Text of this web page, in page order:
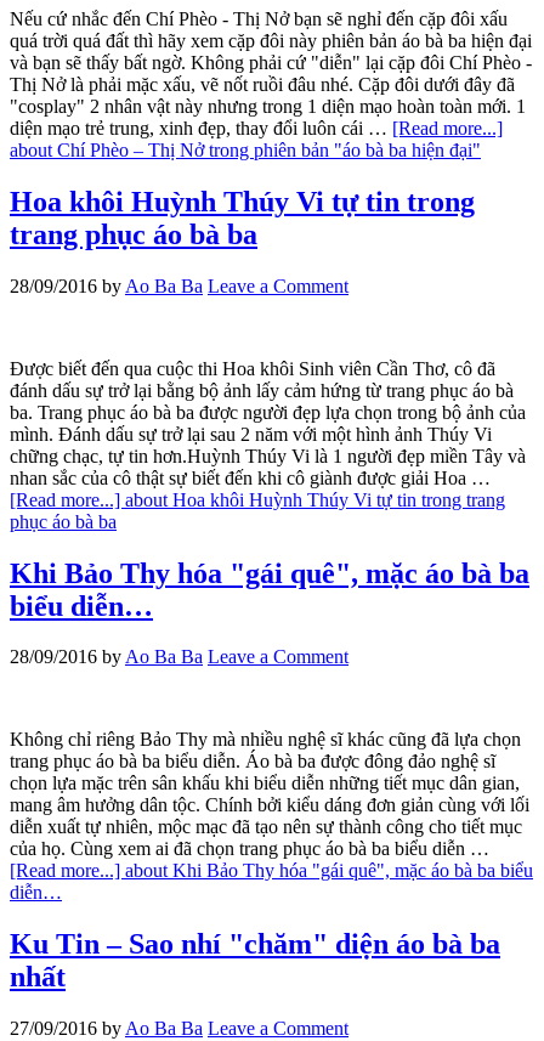
Nếu cứ nhắc đến Chí Phèo - Thị Nở bạn sẽ nghỉ đến cặp đôi xấu
quá trời quá đất thì hãy xem cặp đôi này phiên bản áo bà ba hiện đại
và bạn sẽ thấy bất ngờ. Không phải cứ "diễn" lại cặp đôi Chí Phèo -
Thị Nở là phải mặc xấu, vẽ nốt ruồi đâu nhé. Cặp đôi dưới đây đã
"cosplay" 2 nhân vật này nhưng trong 1 diện mạo hoàn toàn mới. 1
diện mạo trẻ trung, xinh đẹp, thay đổi luôn cái … [Read more...]
about Chí Phèo – Thị Nở trong phiên bản "áo bà ba hiện đại"
Hoa khôi Huỳnh Thúy Vi tự tin trong
trang phục áo bà ba
28/09/2016 by Ao Ba Ba Leave a Comment
Được biết đến qua cuộc thi Hoa khôi Sinh viên Cần Thơ, cô đã
đánh dấu sự trở lại bằng bộ ảnh lấy cảm hứng từ trang phục áo bà
ba. Trang phục áo bà ba được người đẹp lựa chọn trong bộ ảnh của
mình. Đánh dấu sự trở lại sau 2 năm với một hình ảnh Thúy Vi
chững chạc, tự tin hơn.Huỳnh Thúy Vi là 1 người đẹp miền Tây và
nhan sắc của cô thật sự biết đến khi cô giành được giải Hoa …
[Read more...] about Hoa khôi Huỳnh Thúy Vi tự tin trong trang
phục áo bà ba
Khi Bảo Thy hóa "gái quê", mặc áo bà ba
biểu diễn…
28/09/2016 byAo Ba Ba Leave a Comment
Không chỉ riêng Bảo Thy mà nhiều nghệ sĩ khác cũng đã lựa chọn
trang phục áo bà ba biểu diễn. Áo bà ba được đông đảo nghệ sĩ
chọn lựa mặc trên sân khấu khi biểu diễn những tiết mục dân gian,
mang âm hưởng dân tộc. Chính bởi kiểu dáng đơn giản cùng với lối
diễn xuất tự nhiên, mộc mạc đã tạo nên sự thành công cho tiết mục
của họ. Cùng xem ai đã chọn trang phục áo bà ba biểu diễn …
[Read more...] about Khi Bảo Thy hóa "gái quê", mặc áo bà ba biểu
diễn…
Ku Tin – Sao nhí "chăm" diện áo bà ba
nhất
27/09/2016 by Ao Ba Ba Leave a Comment